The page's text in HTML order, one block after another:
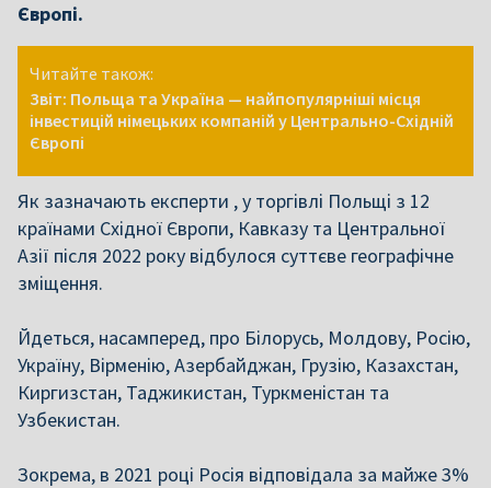
Європі.
Читайте також:
Звіт: Польща та Україна — найпопулярніші місця
інвестицій німецьких компаній у Центрально-Східній
Європі
Як зазначають експерти , у торгівлі Польщі з 12
країнами Східної Європи, Кавказу та Центральної
Азії після 2022 року відбулося суттєве географічне
зміщення.
Йдеться, насамперед, про Білорусь, Молдову, Росію,
Україну, Вірменію, Азербайджан, Грузію, Казахстан,
Киргизстан, Таджикистан, Туркменістан та
Узбекистан.
Зокрема, в 2021 році Росія відповідала за майже 3%